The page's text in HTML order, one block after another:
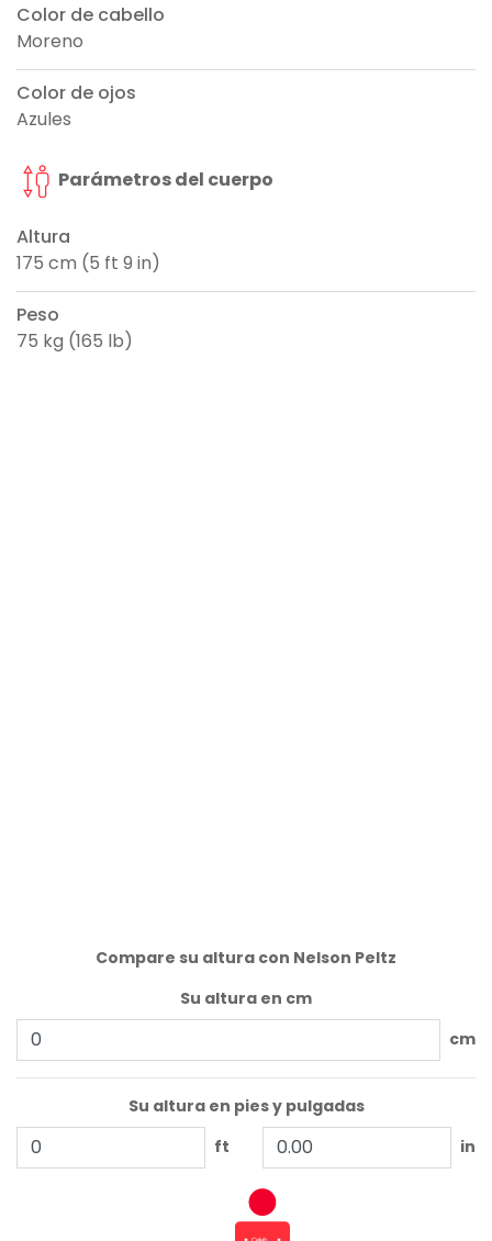
Color de cabello
Moreno
Color de ojos
Azules
Parámetros del cuerpo
Altura
175 cm (5 ft 9 in)
Peso
75 kg (165 lb)
Compare su altura con Nelson Peltz
Su altura en cm
cm
Su altura en pies y pulgadas
ft
in